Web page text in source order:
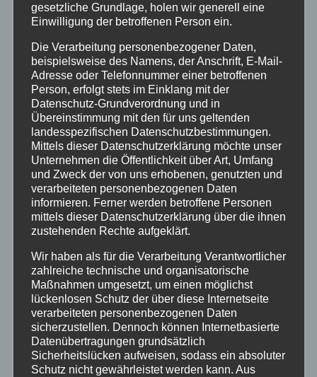
Altenkirchen
Bundespolizei
Feuerwehr
Hilfsorganisationen
Mayen-Koblenz
Neuwied
Polizei
Rettungsdienst
Rhein-Lahn
THW
gesetzliche Grundlage, holen wir generell eine
Einwilligung der betroffenen Person ein.
Die Verarbeitung personenbezogener Daten,
beispielsweise des Namens, der Anschrift, E-Mail-
Adresse oder Telefonnummer einer betroffenen
Person, erfolgt stets im Einklang mit der
Datenschutz-Grundverordnung und in
Übereinstimmung mit den für uns geltenden
landesspezifischen Datenschutzbestimmungen.
Mittels dieser Datenschutzerklärung möchte unser
Unternehmen die Öffentlichkeit über Art, Umfang
und Zweck der von uns erhobenen, genutzten und
verarbeiteten personenbezogenen Daten
informieren. Ferner werden betroffene Personen
mittels dieser Datenschutzerklärung über die ihnen
zustehenden Rechte aufgeklärt.
Wir haben als für die Verarbeitung Verantwortlicher
zahlreiche technische und organisatorische
Maßnahmen umgesetzt, um einen möglichst
lückenlosen Schutz der über diese Internetseite
verarbeiteten personenbezogenen Daten
sicherzustellen. Dennoch können Internetbasierte
Datenübertragungen grundsätzlich
Sicherheitslücken aufweisen, sodass ein absoluter
Schutz nicht gewährleistet werden kann. Aus